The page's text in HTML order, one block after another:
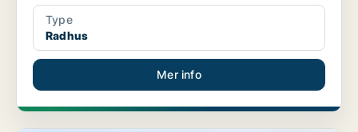
Type
Radhus
Mer info